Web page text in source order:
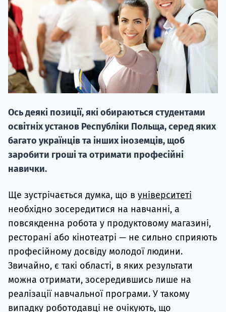
Ось деякі позиції, які обираються студентами
освітніх установ Республіки Польща, серед яких
багато українців та інших іноземців, щоб
заробити гроші та отримати професійні
навички.
Ще зустрічається думка, що в університеті
необхідно зосередитися на навчанні, а
повсякденна робота у продуктовому магазині,
ресторані або кінотеатрі — не сильно сприяють
професійному досвіду молодої людини.
Звичайно, є такі області, в яких результати
можна отримати, зосередившись лише на
реалізації навчальної програми. У такому
випадку роботодавці не очікують, що
НАБІР
вступ на